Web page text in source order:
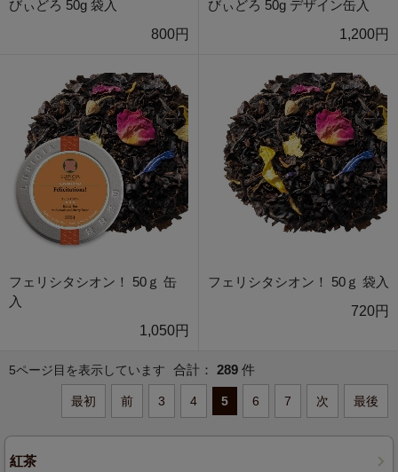
びぃどろ 50g 袋入
800円
びぃどろ 50g デザイン缶入
1,200円
フェリシタシオン！ 50ｇ 缶
入
1,050円
フェリシタシオン！ 50ｇ 袋入
720円
5ページ目を表示しています 合計： 289 件
最初 前 3 4 5 6 7 次 最後
紅茶